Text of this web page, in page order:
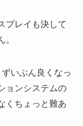
プレイも決して
いぶん良くなっ
ョンシステムの
くちょっと難あ